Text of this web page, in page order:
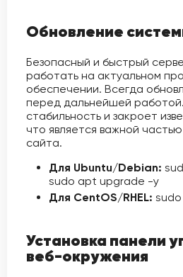
Обновление
Безопасный и быстрый
работать на актуальном
обеспечении. Всегда
перед дальнейшей
стабильность и закроет
что является важной
сайта.
Для Ubuntu/Debian:
sudo apt upgrade -y
Для CentOS/RHEL:
Установка панели
веб-окружения